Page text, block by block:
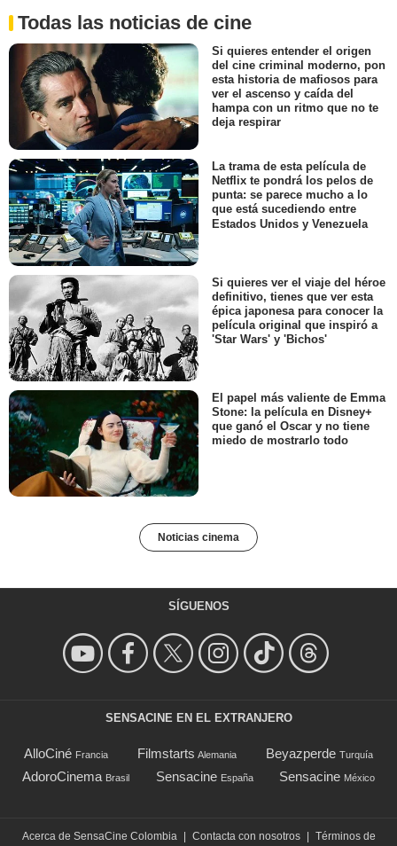
Todas las noticias de cine
Si quieres entender el origen
del cine criminal moderno, pon
esta historia de mafiosos para
ver el ascenso y caída del
hampa con un ritmo que no te
deja respirar
La trama de esta película de
Netflix te pondrá los pelos de
punta: se parece mucho a lo
que está sucediendo entre
Estados Unidos y Venezuela
Si quieres ver el viaje del héroe
definitivo, tienes que ver esta
épica japonesa para conocer la
película original que inspiró a
'Star Wars' y 'Bichos'
El papel más valiente de Emma
Stone: la película en Disney+
que ganó el Oscar y no tiene
miedo de mostrarlo todo
Noticias cinema
SÍGUENOS
SENSACINE EN EL EXTRANJERO
AlloCiné Francia Filmstarts Alemania Beyazperde Turquía
AdoroCinema Brasil Sensacine España Sensacine México
Acerca de SensaCine Colombia Contacta con nosotros Términos de